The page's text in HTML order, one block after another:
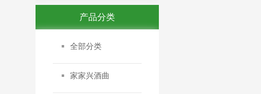
产品分类
全部分类
家家兴酒曲